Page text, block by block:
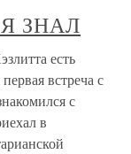
ЗНАЛ
есть
встреча с
с
в